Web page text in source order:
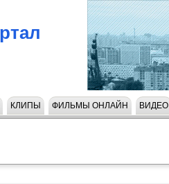
КЛИПЫ ФИЛЬМЫ ОНЛАЙН ВИДЕО